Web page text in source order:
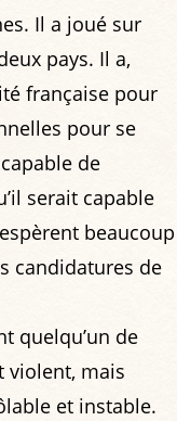
Il a joué sur
pays. Il a,
française pour
pour se
de
serait capable
beaucoup
candidatures de
quelqu’un de
violent, mais
et instable.